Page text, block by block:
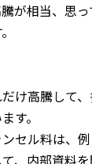
が相当、思
高騰して、
す。
セル料は、
、内部資料